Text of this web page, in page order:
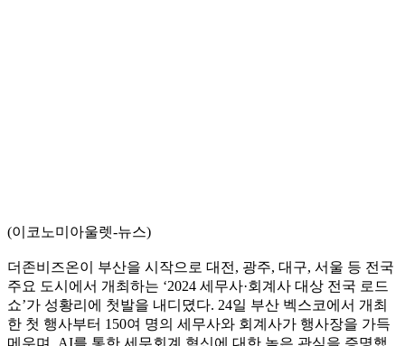
(이코노미아울렛-뉴스)
더존비즈온이 부산을 시작으로 대전, 광주, 대구, 서울 등 전국
주요 도시에서 개최하는 ‘2024 세무사·회계사 대상 전국 로드
쇼’가 성황리에 첫발을 내디뎠다. 24일 부산 벡스코에서 개최
한 첫 행사부터 150여 명의 세무사와 회계사가 행사장을 가득